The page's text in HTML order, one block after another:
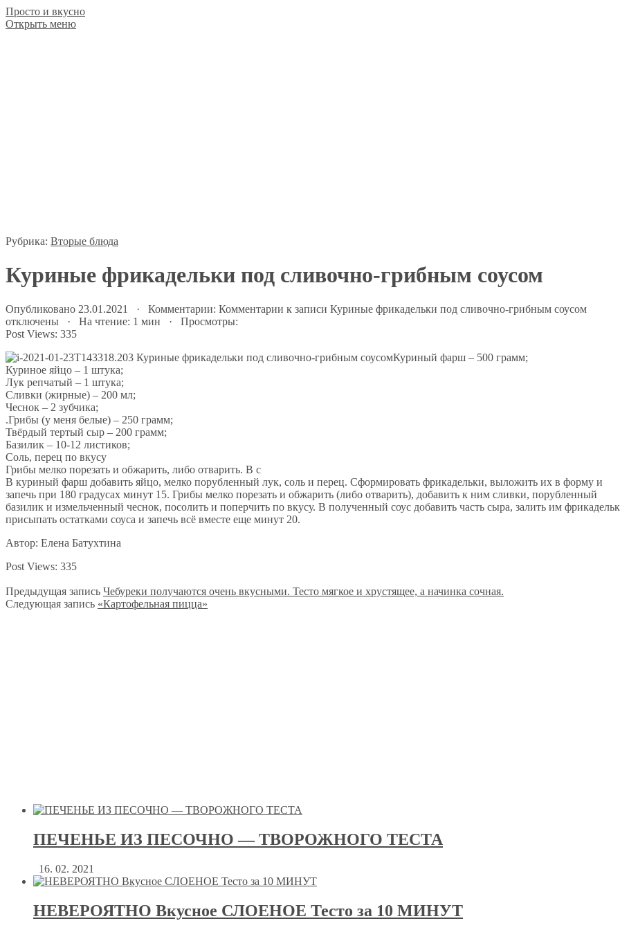
Просто и вкусно
Открыть меню
Рубрика: Вторые блюда
Куриные фрикадельки под сливочно-грибным соусом
Опубликовано 23.01.2021 · Комментарии: Комментарии к записи Куриные фрикадельки под сливочно-грибным соусом
отключены · На чтение: 1 мин · Просмотры:
Post Views: 335
Куриный фарш – 500 грамм;
Куриное яйцо – 1 штука;
Лук репчатый – 1 штука;
Сливки (жирные) – 200 мл;
Чеснок – 2 зубчика;
.Грибы (у меня белые) – 250 грамм;
Твёрдый тертый сыр – 200 грамм;
Базилик – 10-12 листиков;
Соль, перец по вкусу
Грибы мелко порезать и обжарить, либо отварить. В с
В куриный фарш добавить яйцо, мелко порубленный лук, соль и перец. Сформировать фрикадельки, выложить их в форму и
запечь при 180 градусах минут 15. Грибы мелко порезать и обжарить (либо отварить), добавить к ним сливки, порубленный
базилик и измельченный чеснок, посолить и поперчить по вкусу. В полученный соус добавить часть сыра, залить им
присыпать остатками соуса и запечь всё вместе еще минут 20.
Автор: Елена Батухтина
Post Views: 335
Предыдущая запись Чебуреки получаются очень вкусными. Тесто мягкое и хрустящее, а начинка сочная.
Следующая запись «Картофельная пицца»
ПЕЧЕНЬЕ ИЗ ПЕСОЧНО — ТВОРОЖНОГО ТЕСТА
16. 02. 2021
НЕВЕРОЯТНО Вкусное СЛОЕНОЕ Тесто за 10 МИНУТ